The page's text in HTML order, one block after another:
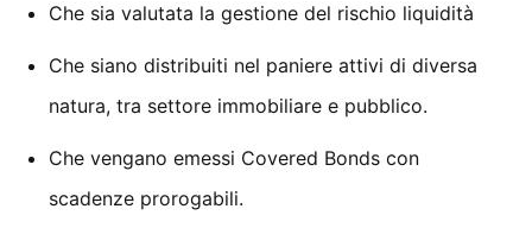
Che sia valutata la gestione del rischio liquidità
Che siano distribuiti nel paniere attivi di diversa
natura, tra settore immobiliare e pubblico.
Che vengano emessi Covered Bonds con
scadenze prorogabili.